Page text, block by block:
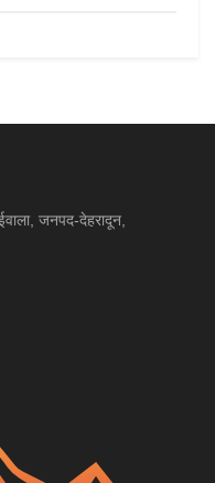
जनपद-देहरादून,